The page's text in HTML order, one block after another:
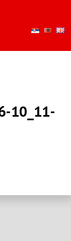
10_11-